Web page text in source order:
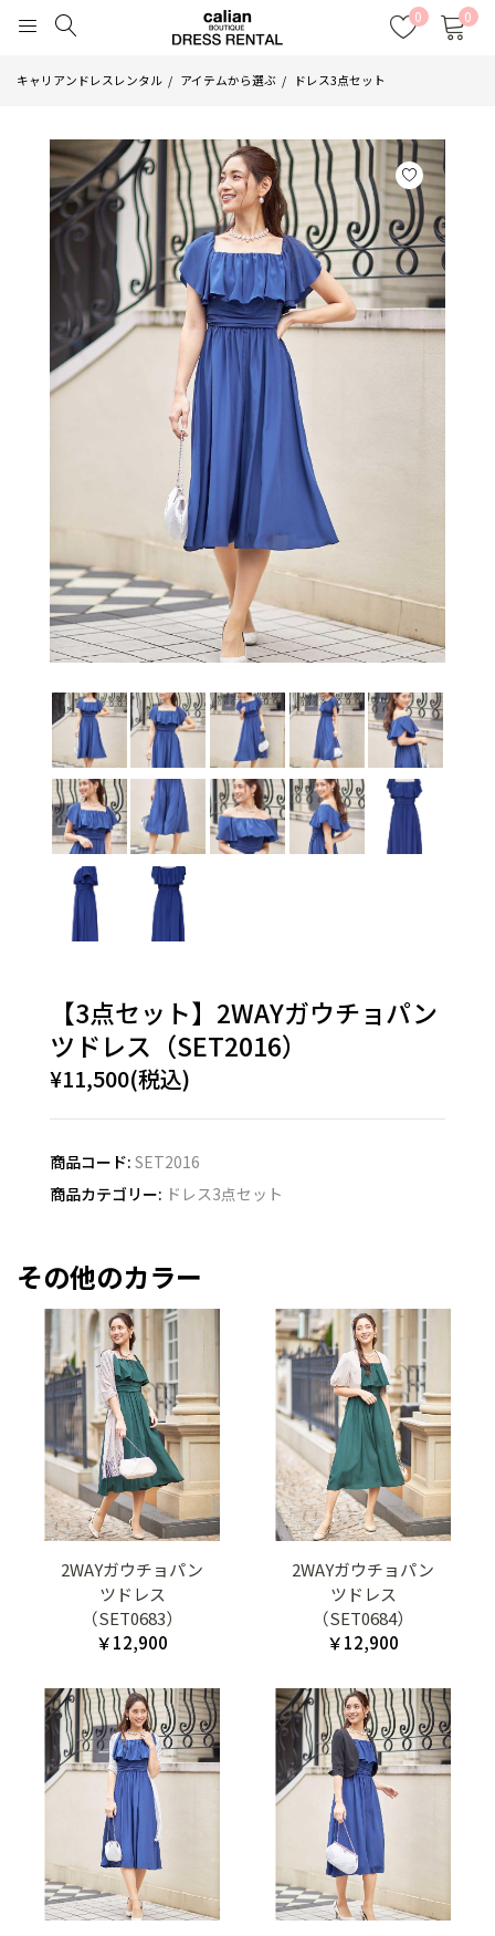
0 0
キャリアンドレスレンタル アイテムから選ぶ ドレス3点セット
【3点セット】2WAYガウチョパン
ツドレス（SET2016）
¥11,500(税込)
商品コード: SET2016
商品カテゴリー: ドレス3点セット
その他のカラー
2WAYガウチョパン
ツドレス
（SET0683）
￥12,900
2WAYガウチョパン
ツドレス
（SET0684）
￥12,900